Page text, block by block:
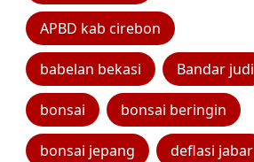
APBD kab cirebon
babelan bekasi Bandar judi
bonsai bonsai beringin
bonsai jepang deflasi jabar